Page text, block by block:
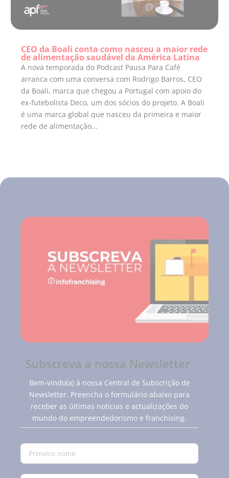
CEO da Boali conta como nasceu a maior rede
de alimentação saudável da América Latina
A nova temporada do Podcast Pausa Para Café
arranca com uma conversa com Rodrigo Barros, CEO
da Boali, marca que chegou a Portugal com apoio do
ex-futebolista Deco, um dos sócios do projeto. A Boali
é uma marca global que nasceu da primeira e maior
rede de alimentação...
Subscreva a nossa Newsletter
Bem-vindo(a) à nossa Central de Subscrição de
Newsletter. Preencha o formulário abaixo para
receber as últimas notícias e actualizações do
mundo do empreendedorismo e franchising.